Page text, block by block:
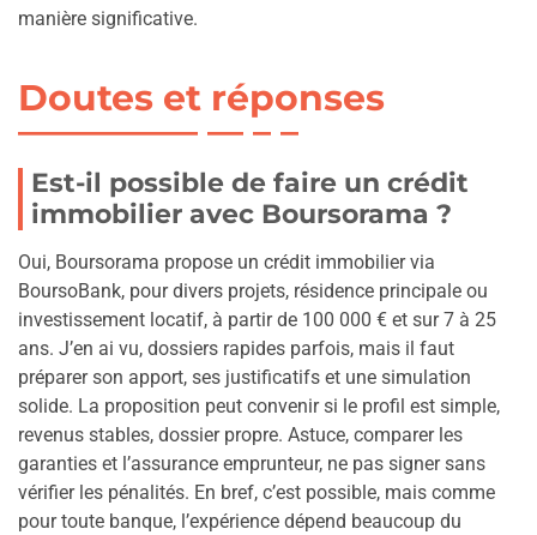
manière significative.
Doutes et réponses
Est-il possible de faire un crédit
immobilier avec Boursorama ?
Oui, Boursorama propose un crédit immobilier via
BoursoBank, pour divers projets, résidence principale ou
investissement locatif, à partir de 100 000 € et sur 7 à 25
ans. J’en ai vu, dossiers rapides parfois, mais il faut
préparer son apport, ses justificatifs et une simulation
solide. La proposition peut convenir si le profil est simple,
revenus stables, dossier propre. Astuce, comparer les
garanties et l’assurance emprunteur, ne pas signer sans
vérifier les pénalités. En bref, c’est possible, mais comme
pour toute banque, l’expérience dépend beaucoup du